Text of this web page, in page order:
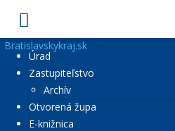
Bratislavskykraj.sk
Úrad
Zastupiteľstvo
Archív
Otvorená župa
E-knižnica